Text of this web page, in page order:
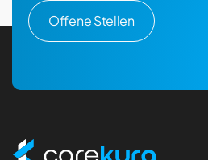
Offene Stellen